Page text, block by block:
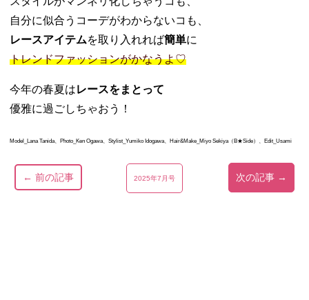
自分に似合うコーデがわからないコも、
レースアイテムを取り入れれば簡単に
トレンドファッションがかなうよ♡
今年の春夏はレースをまとって
優雅に過ごしちゃおう！
Model_Lana Tanida、Photo_Ken Ogawa、Stylist_Yumiko Idogawa、Hair&Make_Miyo Sekiya（B★Side）、Edit_Usami
← 前の記事 2025年7月号 次の記事 →